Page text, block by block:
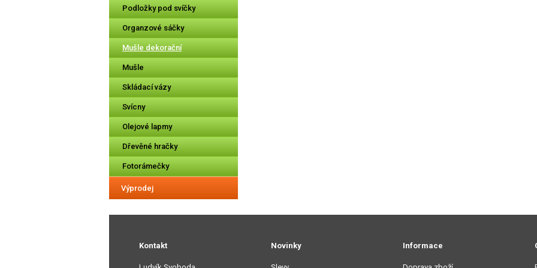
Podložky pod svíčky
Organzové sáčky
Mušle dekorační
Mušle
Skládací vázy
Svícny
Olejové lapmy
Dřevěné hračky
Fotorámečky
Výprodej
Kontakt Novinky Informace